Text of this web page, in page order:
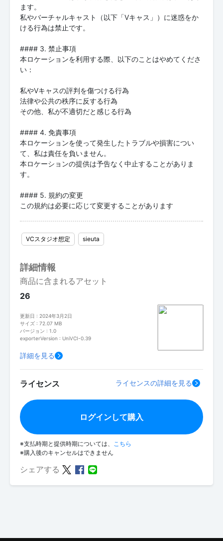
ます。
私やバーチャルキャスト（以下「Vキャス」）に迷惑をか
ける行為は禁止です。
#### 3. 禁止事項
本ロケーションを利用する際、以下のことはやめてくださ
い：
私やVキャスの評判を傷つける行為
法律や公共の秩序に反する行為
その他、私が不適切だと感じる行為
#### 4. 免責事項
本ロケーションを使って発生したトラブルや損害につい
て、私は責任を負いません。
本ロケーションの提供は予告なく中止することがありま
す。
#### 5. 規約の変更
この規約は必要に応じて変更することがあります
VCスタジオ想定 sieuta
詳細情報
商品に含まれるアセット
26
更新日 : 2024年3月2日
サイズ : 72.07 MB
バージョン : 1.0
exporterVersion : UniVCI-0.39
詳細を見る
ライセンス ライセンスの詳細を見る
ログインして購入
※支払時期と提供時期については、 こちら
※購入後のキャンセルはできません
シェアする